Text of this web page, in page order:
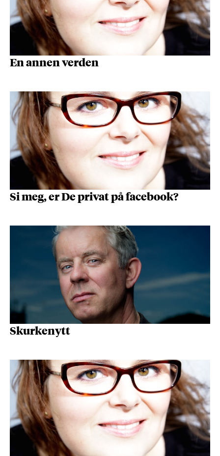
En annen verden
Si meg, er De privat på facebook?
Skurkenytt